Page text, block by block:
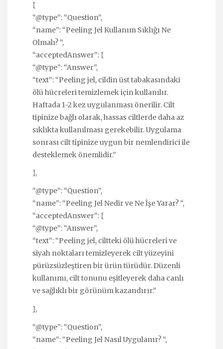
{
“@type”: “Question”,
“name”: “Peeling Jel Kullanım Sıklığı Ne
Olmalı? “,
“acceptedAnswer”: {
“@type”: “Answer”,
“text”: “Peeling jel, cildin üst tabakasındaki
ölü hücreleri temizlemek için kullanılır.
Haftada 1-2 kez uygulanması önerilir. Cilt
tipinize bağlı olarak, hassas ciltlerde daha az
sıklıkta kullanılması gerekebilir. Uygulama
sonrası cilt tipinize uygun bir nemlendirici ile
desteklemek önemlidir.”
},
“@type”: “Question”,
“name”: “Peeling Jel Nedir ve Ne İşe Yarar? “,
“acceptedAnswer”: {
“@type”: “Answer”,
“text”: “Peeling jel, ciltteki ölü hücreleri ve
siyah noktaları temizleyerek cilt yüzeyini
pürüzsüzleştiren bir ürün türüdür. Düzenli
kullanımı, cilt tonunu eşitleyerek daha canlı
ve sağlıklı bir görünüm kazandırır.”
},
“@type”: “Question”,
“name”: “Peeling Jel Nasıl Uygulanır? “,